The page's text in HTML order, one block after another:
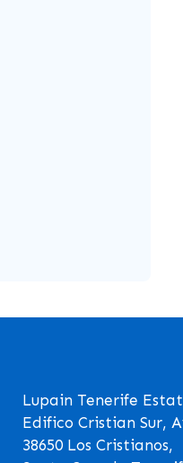
Lupain Tenerife
Edifico Cristian Sur,
38650 Los Cristianos,